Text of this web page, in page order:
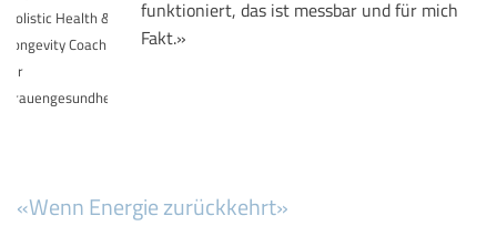
Holistic Health &
Longevity Coach
für
Frauengesundheit
funktioniert, das ist messbar und für mich
Fakt.»
«Wenn Energie zurückkehrt»